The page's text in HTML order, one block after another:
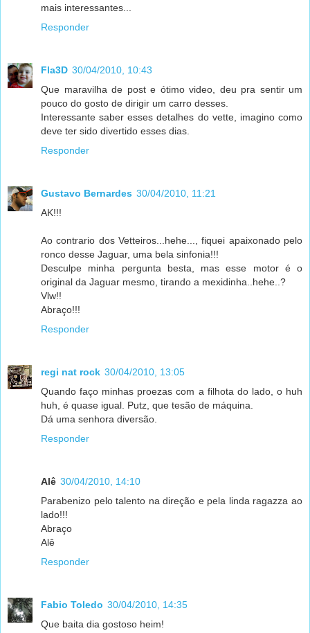
mais interessantes...
Responder
Fla3D 30/04/2010, 10:43
Que maravilha de post e ótimo video, deu pra sentir um
pouco do gosto de dirigir um carro desses.
Interessante saber esses detalhes do vette, imagino como
deve ter sido divertido esses dias.
Responder
Gustavo Bernardes 30/04/2010, 11:21
AK!!!
Ao contrario dos Vetteiros...hehe..., fiquei apaixonado pelo
ronco desse Jaguar, uma bela sinfonia!!!
Desculpe minha pergunta besta, mas esse motor é o
original da Jaguar mesmo, tirando a mexidinha..hehe..?
Vlw!!
Abraço!!!
Responder
regi nat rock 30/04/2010, 13:05
Quando faço minhas proezas com a filhota do lado, o huh
huh, é quase igual. Putz, que tesão de máquina.
Dá uma senhora diversão.
Responder
Alê 30/04/2010, 14:10
Parabenizo pelo talento na direção e pela linda ragazza ao
lado!!!
Abraço
Alê
Responder
Fabio Toledo 30/04/2010, 14:35
Que baita dia gostoso heim!